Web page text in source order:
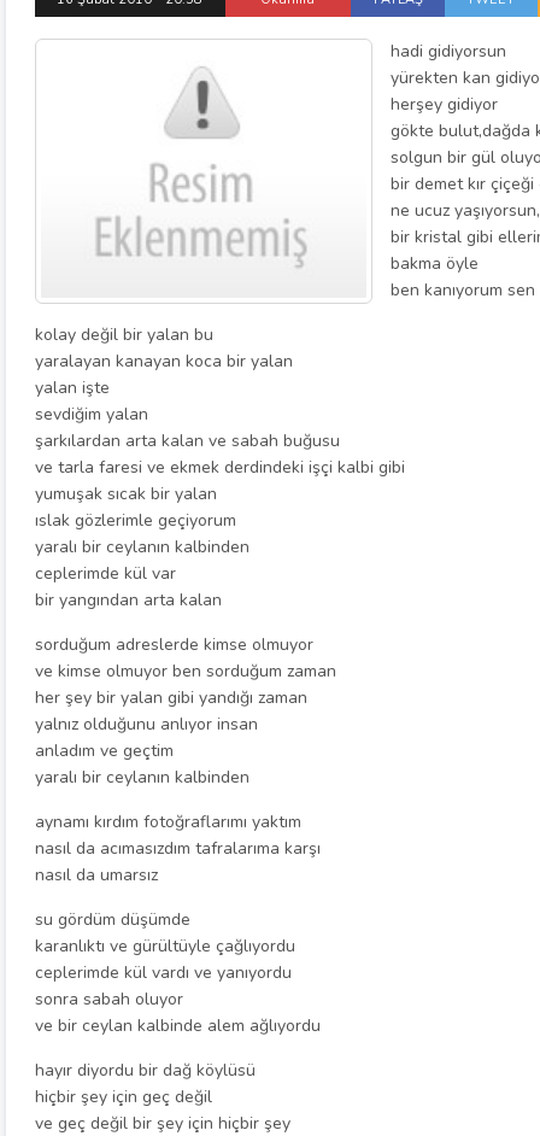
hadi gidiyorsun
yürekten kan
herşey gidiyor
gökte bulut,dağda
solgun bir gül
bir demet kır
ne ucuz
bir kristal gibi
bakma öyle
ben kanıyorum
kolay değil bir yalan bu
yaralayan kanayan koca bir yalan
yalan işte
sevdiğim yalan
şarkılardan arta kalan ve sabah buğusu
ve tarla faresi ve ekmek derdindeki işçi kalbi gibi
yumuşak sıcak bir yalan
ıslak gözlerimle geçiyorum
yaralı bir ceylanın kalbinden
ceplerimde kül var
bir yangından arta kalan
sorduğum adreslerde kimse olmuyor
ve kimse olmuyor ben sorduğum zaman
her şey bir yalan gibi yandığı zaman
yalnız olduğunu anlıyor insan
anladım ve geçtim
yaralı bir ceylanın kalbinden
aynamı kırdım fotoğraflarımı yaktım
nasıl da acımasızdım tafralarıma karşı
nasıl da umarsız
su gördüm düşümde
karanlıktı ve gürültüyle çağlıyordu
ceplerimde kül vardı ve yanıyordu
sonra sabah oluyor
ve bir ceylan kalbinde alem ağlıyordu
hayır diyordu bir dağ köylüsü
hiçbir şey için geç değil
ve geç değil bir şey için hiçbir şey